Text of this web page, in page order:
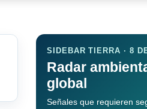
SIDEBAR TIERRA · 8
Radar
global
Señales que requieren